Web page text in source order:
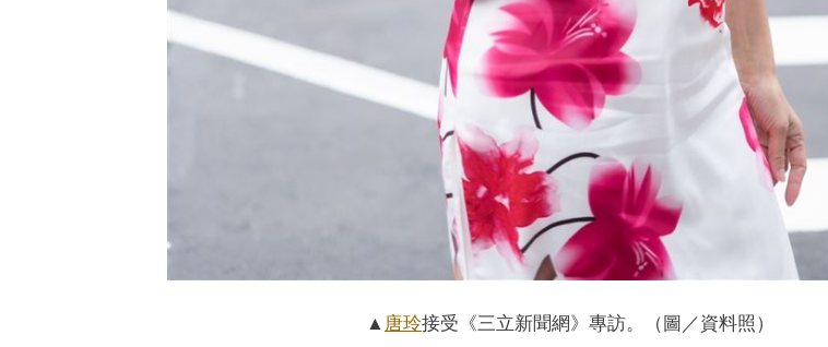
▲ 唐玲接受《三立新聞網》專訪。（圖／資料照）